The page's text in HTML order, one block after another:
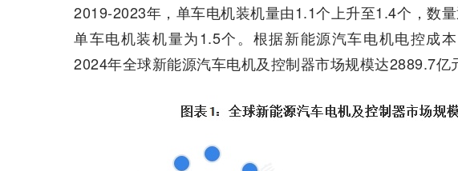
2019-2023年，单车电机装机量由1.1个上升至1.4个，数
单车电机装机量为1.5个。根据新能源汽车电机电控成
2024年全球新能源汽车电机及控制器市场规模达2889.7亿